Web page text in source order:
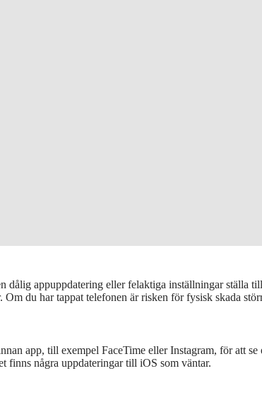
appuppdatering eller felaktiga inställningar ställa
du har tappat telefonen är risken för fysisk skada
app, till exempel FaceTime eller Instagram, för att se
finns några uppdateringar till iOS som väntar.